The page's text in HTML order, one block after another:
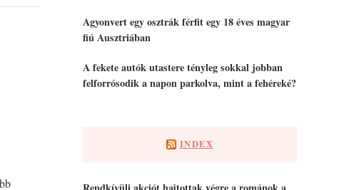
Agyonvert egy osztrák férfit egy 18 éves magyar
fiú Ausztriában
A fekete autók utastere tényleg sokkal jobban
felforrósodik a napon parkolva, mint a fehéreké?
INDEX